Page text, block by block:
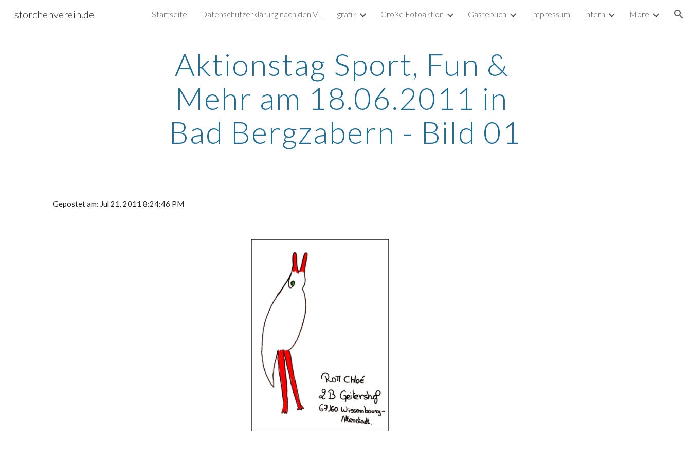
Skip to main content Skip to navigation
storchenverein.de Startseite Datenschutzerklärung nach den Vorgaben der DSGVO grafik Große Fotoaktion Gästebuch Impressum Intern More
Aktionstag Sport, Fun &
Mehr am 18.06.2011 in
Bad Bergzabern - Bild 01
Gepostet am: Jul 21, 2011 8:24:46 PM